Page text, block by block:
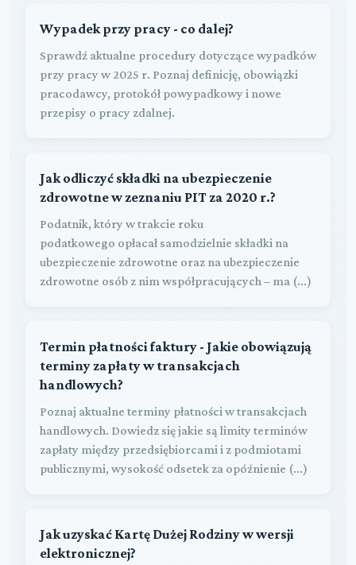
Wypadek przy pracy - co dalej?
Sprawdź aktualne procedury dotyczące wypadków
przy pracy w 2025 r. Poznaj definicję, obowiązki
pracodawcy, protokół powypadkowy i nowe
przepisy o pracy zdalnej.
Jak odliczyć składki na ubezpieczenie
zdrowotne w zeznaniu PIT za 2020 r.?
Podatnik, który w trakcie roku
podatkowego opłacał samodzielnie składki na
ubezpieczenie zdrowotne oraz na ubezpieczenie
zdrowotne osób z nim współpracujących – ma (...)
Termin płatności faktury - Jakie obowiązują
terminy zapłaty w transakcjach
handlowych?
Poznaj aktualne terminy płatności w transakcjach
handlowych. Dowiedz się jakie są limity terminów
zapłaty między przedsiębiorcami i z podmiotami
publicznymi, wysokość odsetek za opóźnienie (...)
Jak uzyskać Kartę Dużej Rodziny w wersji
elektronicznej?